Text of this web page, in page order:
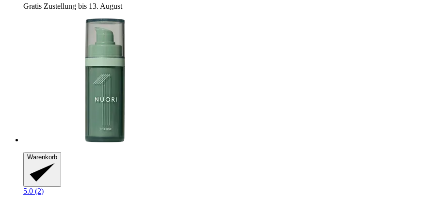
Gratis Zustellung bis 13. August
Warenkorb
5.0 (2)